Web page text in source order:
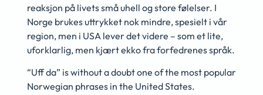
reaksjon på livets små uhell og store følelser. I
Norge brukes uttrykket nok mindre, spesielt i vår
region, men i USA lever det videre – som et lite,
uforklarlig, men kjært ekko fra forfedrenes språk.
“Uff da” is without a doubt one of the most popular
Norwegian phrases in the United States.